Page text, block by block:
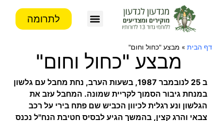
לתרומה
דף הבית » מבצע "כחול וחום"
מבצע "כחול וחום"
ב 25 לנובמבר 1987, בשעות הערב, נחת מחבל עם גלשון
במנחת גיבור הסמוך לקריית שמונה. המחבל עזב את
הגלשון ונע רגלית לכיוון הכביש שם פתח בירי על רכב
צבאי והרג קצין, בהמשך הגיע לבסיס חטיבת הנח"ל נכנס